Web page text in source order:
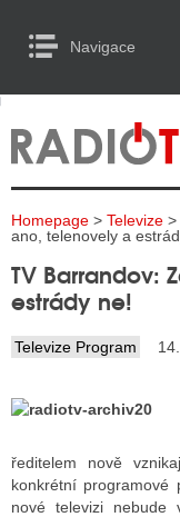
Navigace
RADIA
TELEVIZE
INTERNET
TISK
RADIA
VYSÍLAČE
to Content
Homepage > Televize >
ano, telenovely a
TV Barrandov:
estrády ne!
Televize Program
ředitelem nově
konkrétní
nové televizi nebude